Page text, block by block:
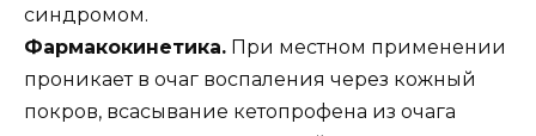
синдромом.
Фармакокинетика. При местном применении
проникает в очаг воспаления через кожный
покров, всасывание кетопрофена из очага